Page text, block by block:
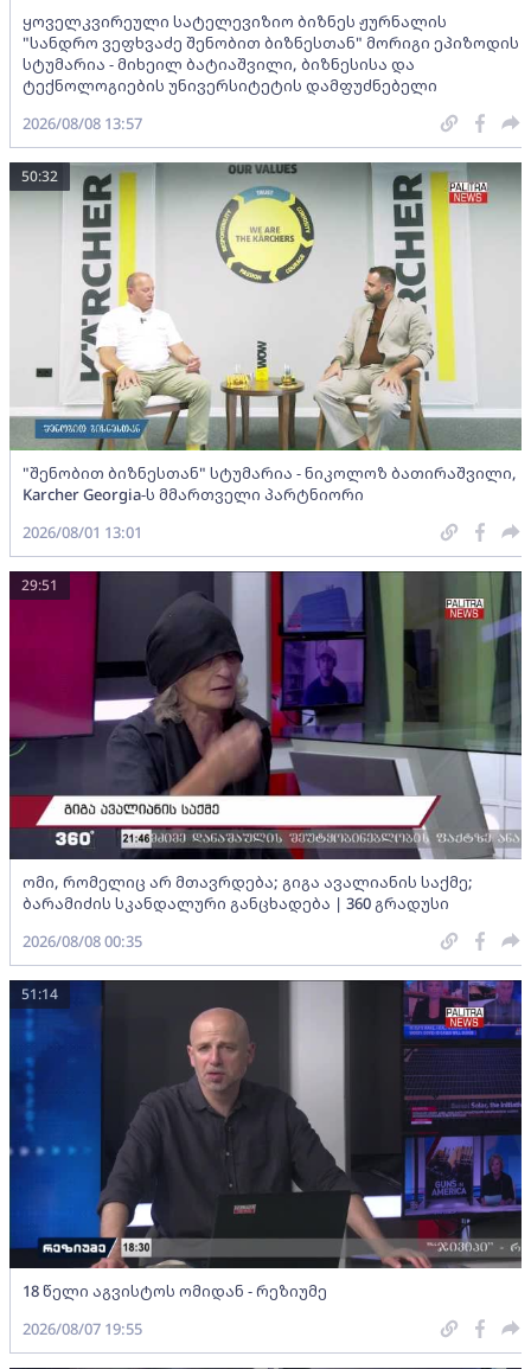
ყოველკვირეული სატელევიზიო ბიზნეს ჟურნალის
"სანდრო ვეფხვაძე შენობით ბიზნესთან" მორიგი ეპიზოდის
სტუმარია - მიხეილ ბატიაშვილი, ბიზნესისა და
ტექნოლოგიების უნივერსიტეტის დამფუძნებელი
2026/08/08 13:57
"შენობით ბიზნესთან" სტუმარია - ნიკოლოზ ბათირაშვილი,
Karcher Georgia-ს მმართველი პარტნიორი
50:32
2026/08/01 13:01
ომი, რომელიც არ მთავრდება; გიგა ავალიანის საქმე;
ბარამიძის სკანდალური განცხადება | 360 გრადუსი
29:51
2026/08/08 00:35
18 წელი აგვისტოს ომიდან - რეზიუმე
51:14
2026/08/07 19:55